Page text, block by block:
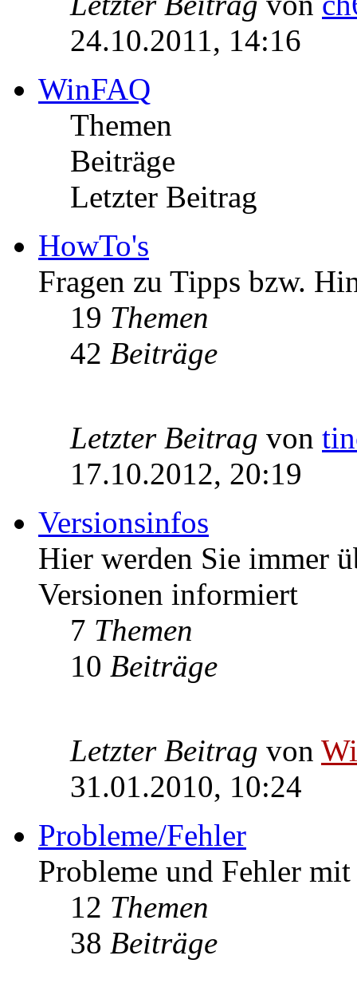
24.10.2011, 14:16
WinFAQ
Themen
Beiträge
Letzter Beitrag
HowTo's
Fragen zu Tipps bzw.
19 Themen
42 Beiträge
Letzter Beitrag von
17.10.2012, 20:19
Versionsinfos
Hier werden Sie immer
Versionen informiert
7 Themen
10 Beiträge
Letzter Beitrag von
31.01.2010, 10:24
Probleme/Fehler
Probleme und Fehler
12 Themen
38 Beiträge